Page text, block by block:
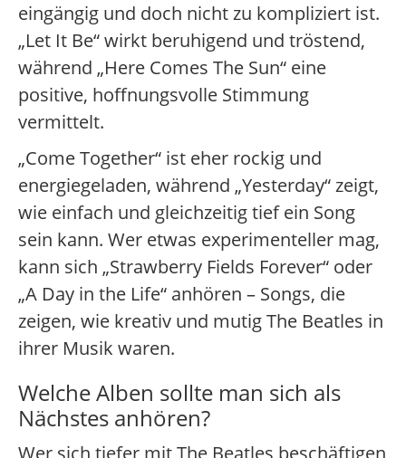
eingängig und doch nicht zu kompliziert ist.
„Let It Be“ wirkt beruhigend und tröstend,
während „Here Comes The Sun“ eine
positive, hoffnungsvolle Stimmung
vermittelt.
„Come Together“ ist eher rockig und
energiegeladen, während „Yesterday“ zeigt,
wie einfach und gleichzeitig tief ein Song
sein kann. Wer etwas experimenteller mag,
kann sich „Strawberry Fields Forever“ oder
„A Day in the Life“ anhören – Songs, die
zeigen, wie kreativ und mutig The Beatles in
ihrer Musik waren.
Welche Alben sollte man sich als
Nächstes anhören?